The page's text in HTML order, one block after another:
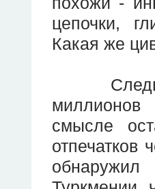
цепочки,
Какая же
Следы...
миллионов
смысле
отпечатков